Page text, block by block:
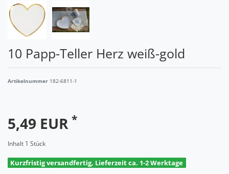
10 Papp-Teller Herz weiß-gold
Artikelnummer 182-6811-1
5,49 EUR *
Inhalt 1 Stück
Kurzfristig versandfertig, Lieferzeit ca. 1-2 Werktage